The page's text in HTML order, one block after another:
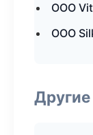
ООО
ООО